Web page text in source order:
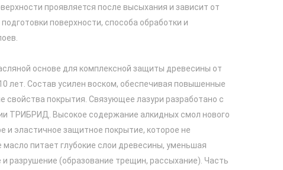
проявляется после высыхания и зависит от
поверхности, способа обработки и
основе для комплексной защиты древесины от
лет. Состав усилен воском, обеспечивая повышенные
свойства покрытия. Связующее лазури разработано с
ТРИБРИД. Высокое содержание алкидных смол нового
и эластичное защитное покрытие, которое не
масло питает глубокие слои древесины, уменьшая
и разрушение (образование трещин, рассыхание). Часть